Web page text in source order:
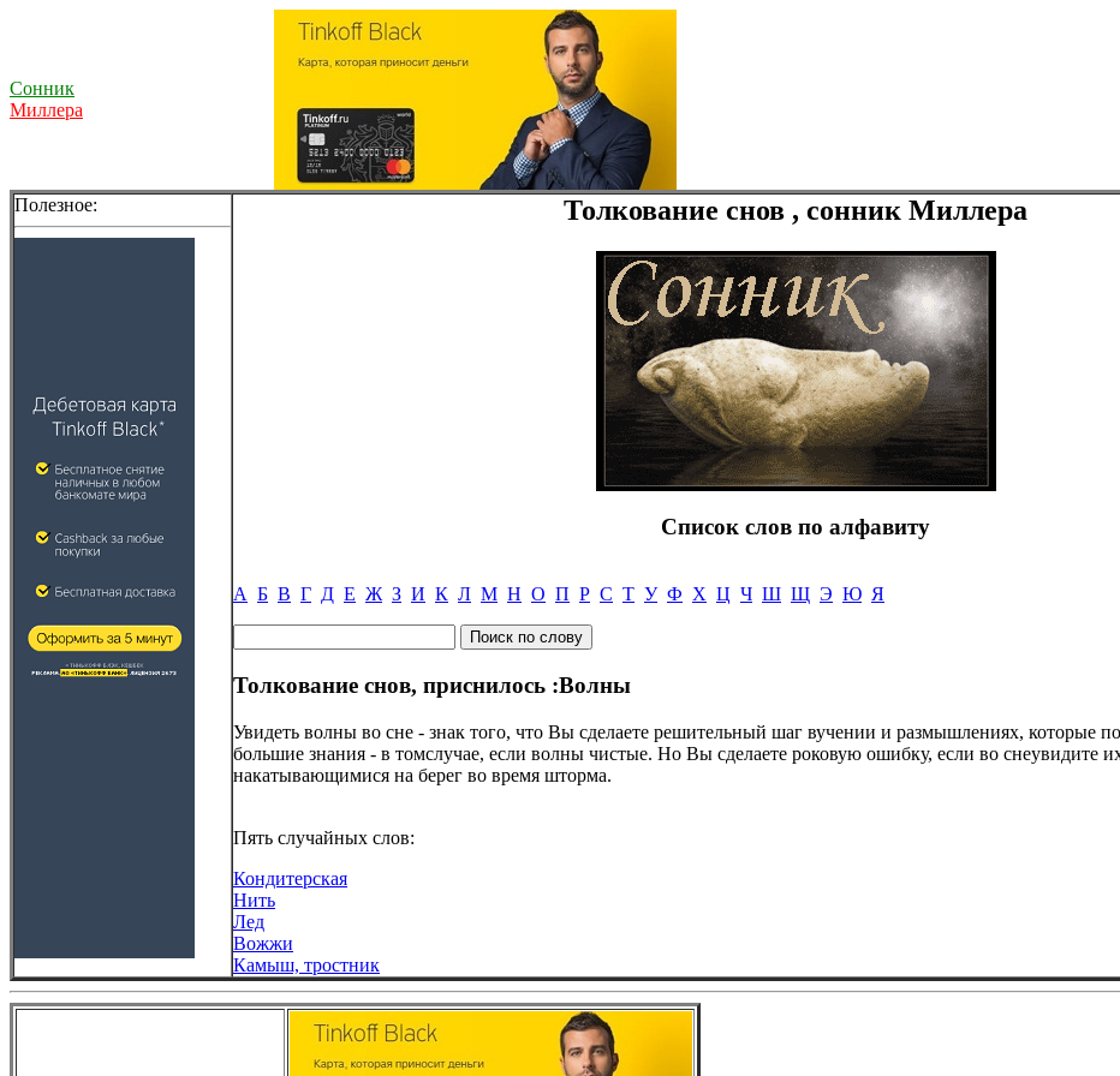
Сонник
Миллера
Полезное: Толкование снов , сонник Миллера
Список слов по алфавиту
А Б В Г Д Е Ж З И К Л М Н О П Р С Т У Ф Х Ц Ч Ш Щ Э Ю Я
Толкование снов, приснилось :Волны
Увидеть волны во сне - знак того, что Вы сделаете решительный шаг вучении и размышлениях, которые
большие знания - в томслучае, если волны чистые. Но Вы сделаете роковую ошибку, если во снеувидите
накатывающимися на берег во время шторма.
Пять случайных слов:
Кондитерская
Нить
Лед
Вожжи
Камыш, тростник